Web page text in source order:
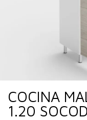
COCINA
1.20